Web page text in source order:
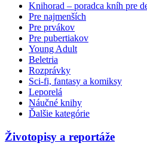
Knihorad – poradca kníh pre
Pre najmenších
Pre prvákov
Pre pubertiakov
Young Adult
Beletria
Rozprávky
Sci-fi, fantasy a komiksy
Leporelá
Náučné knihy
Ďalšie kategórie
Životopisy a reportáže